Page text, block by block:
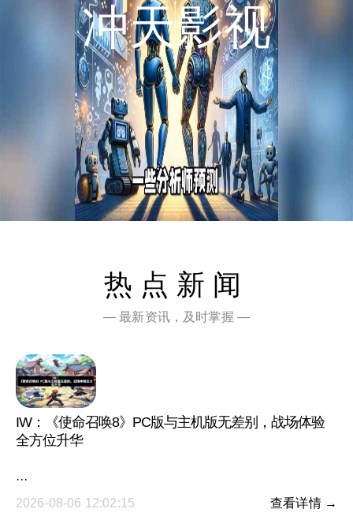
冲天影视
热点新闻
— 最新资讯，及时掌握 —
IW：《使命召唤8》PC版与主机版无差别，战场体验
全方位升华
···
2026-08-06 12:02:15
查看详情 →